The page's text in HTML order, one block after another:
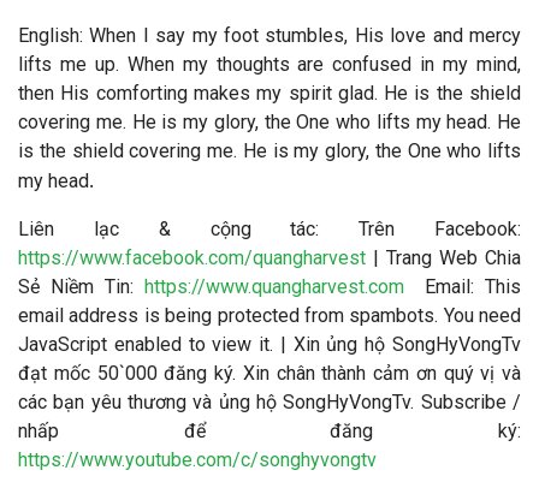
English: When I say my foot stumbles, His love and mercy
lifts me up. When my thoughts are confused in my mind,
then His comforting makes my spirit glad. He is the shield
covering me. He is my glory, the One who lifts my head. He
is the shield covering me. He is my glory, the One who lifts
my head.
Liên lạc & cộng tác: Trên Facebook:
https://www.facebook.com/quangharvest | Trang Web Chia
Sẻ Niềm Tin: https://www.quangharvest.comEmail: This
email address is being protected from spambots. You need
JavaScript enabled to view it. | Xin ủng hộ SongHyVongTv
đạt mốc 50`000 đăng ký. Xin chân thành cảm ơn quý vị và
các bạn yêu thương và ủng hộ SongHyVongTv. Subscribe /
nhấp để đăng ký:
https://www.youtube.com/c/songhyvongtv